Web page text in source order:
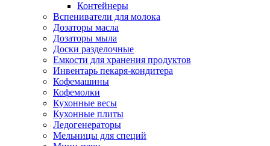
Контейнеры
Вспениватели для молока
Дозаторы масла
Дозаторы мыла
Доски разделочные
Емкости для хранения продуктов
Инвентарь пекаря-кондитера
Кофемашины
Кофемолки
Кухонные весы
Кухонные плиты
Ледогенераторы
Мельницы для специй